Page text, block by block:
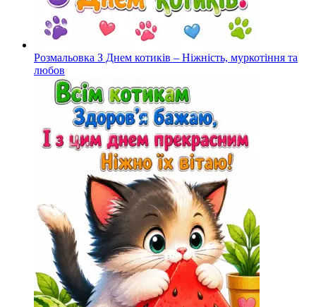
Розмальовка З Днем котиків – Ніжність, муркотіння та
любов